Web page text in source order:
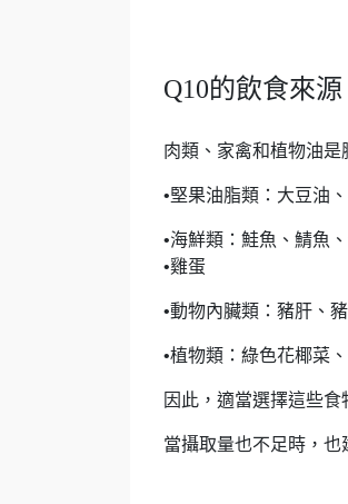
Q10的飲食來源
肉類、家禽和植物油
•堅果油脂類：大豆油
•海鮮類：鮭魚、鯖魚
•雞蛋
•動物內臟類：豬肝、
•植物類：綠色花椰菜
因此，適當選擇這些
當攝取量也不足時，也